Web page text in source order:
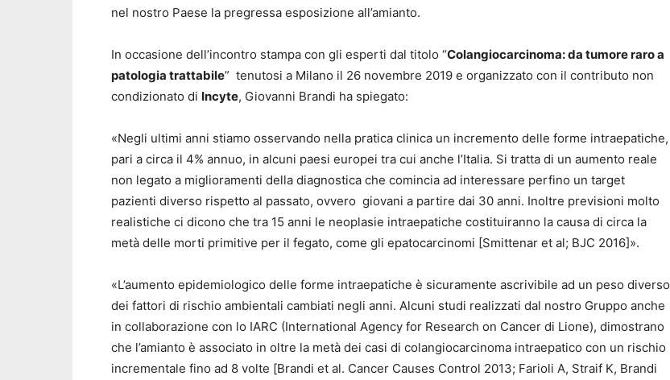
nel nostro Paese la pregressa esposizione all’amianto.
In occasione dell’incontro stampa con gli esperti dal titolo “Colangiocarcinoma: da tumore raro a
patologia trattabile” tenutosi a Milano il 26 novembre 2019 e organizzato con il contributo non
condizionato di Incyte, Giovanni Brandi ha spiegato:
«Negli ultimi anni stiamo osservando nella pratica clinica un incremento delle forme intraepatiche,
pari a circa il 4% annuo, in alcuni paesi europei tra cui anche l’Italia. Si tratta di un aumento reale
non legato a miglioramenti della diagnostica che comincia ad interessare perfino un target
pazienti diverso rispetto al passato, ovvero giovani a partire dai 30 anni. Inoltre previsioni molto
realistiche ci dicono che tra 15 anni le neoplasie intraepatiche costituiranno la causa di circa la
metà delle morti primitive per il fegato, come gli epatocarcinomi [Smittenar et al; BJC 2016]».
«L’aumento epidemiologico delle forme intraepatiche è sicuramente ascrivibile ad un peso diverso
dei fattori di rischio ambientali cambiati negli anni. Alcuni studi realizzati dal nostro Gruppo anche
in collaborazione con lo IARC (International Agency for Research on Cancer di Lione), dimostrano
che l’amianto è associato in oltre la metà dei casi di colangiocarcinoma intraepatico con un rischio
incrementale fino ad 8 volte [Brandi et al. Cancer Causes Control 2013; Farioli A, Straif K, Brandi